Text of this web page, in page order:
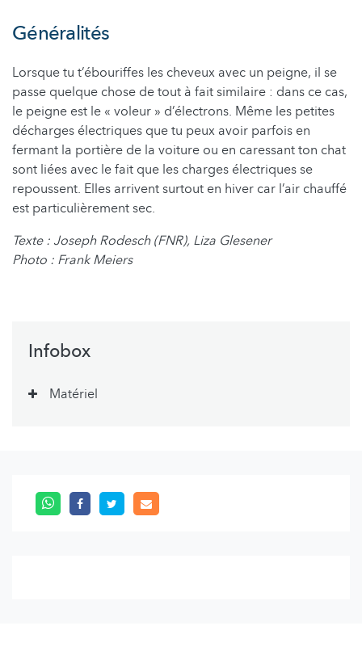
Généralités
Lorsque tu t’ébouriffes les cheveux avec un peigne, il se
passe quelque chose de tout à fait similaire : dans ce cas,
le peigne est le « voleur » d’électrons. Même les petites
décharges électriques que tu peux avoir parfois en
fermant la portière de la voiture ou en caressant ton chat
sont liées avec le fait que les charges électriques se
repoussent. Elles arrivent surtout en hiver car l’air chauffé
est particulièrement sec.
Texte : Joseph Rodesch (FNR), Liza Glesener
Photo : Frank Meiers
Infobox
Matériel